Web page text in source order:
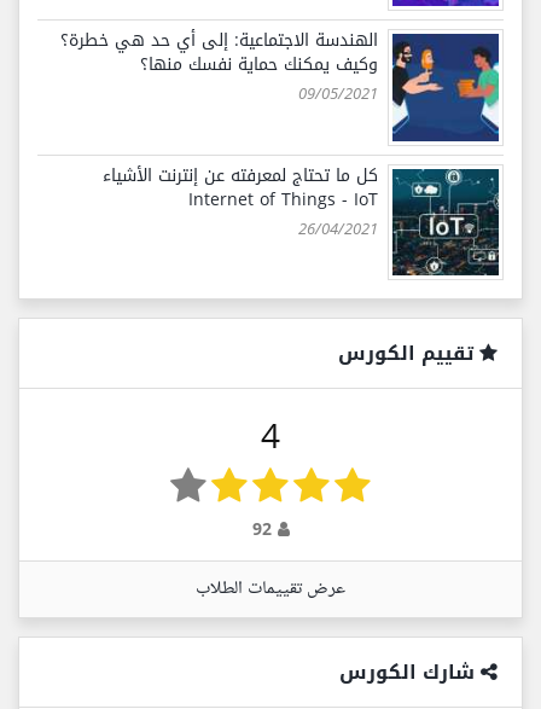
الهندسة الاجتماعية: إلى أي حد هي خطرة؟
وكيف يمكنك حماية نفسك منها؟
09/05/2021
كل ما تحتاج لمعرفته عن إنترنت الأشياء
Internet of Things - IoT
26/04/2021
تقييم الكورس
4
92
عرض تقييمات الطلاب
شارك الكورس